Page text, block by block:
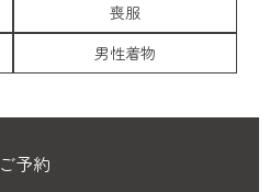
喪服
男性着物
ご予約